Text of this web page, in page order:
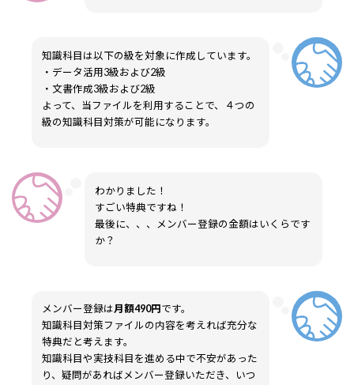
知識科目は以下の級を対象に作成しています。
・データ活用3級および2級
・文書作成3級および2級
よって、当ファイルを利用することで、４つの
級の知識科目対策が可能になります。
わかりました！
すごい特典ですね！
最後に、、、メンバー登録の金額はいくらです
か？
メンバー登録は月額490円 です。
知識科目対策ファイルの内容を考えれば充分な
特典だと考えます。
知識科目や実技科目を進める中で不安があった
り、疑問があればメンバー登録いただき、いつ